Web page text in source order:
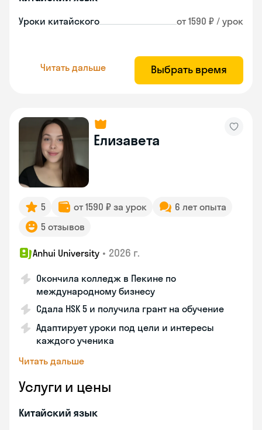
Уроки китайского от 1590 ₽ / урок
Читать дальше Выбрать время
Елизавета
5 от 1590 ₽ за урок
6 лет опыта
5 отзывов
Anhui University • 2026 г.
Окончила колледж в Пекине по
международному бизнесу
Сдала HSK 5 и получила грант на обучение
Адаптирует уроки под цели и интересы
каждого ученика
Читать дальше
Услуги и цены
Китайский язык